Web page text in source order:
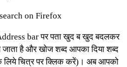
bar पर पता खुद ब खुद बदलकर
है और खोज शब्द आपका दिया शब्द
लिये चित्र पर क्लिक करें)। अब आपको